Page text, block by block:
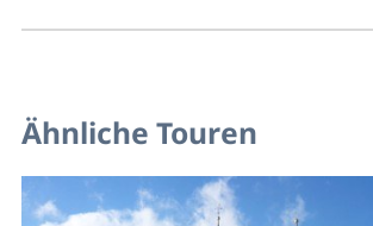
Ähnliche Touren